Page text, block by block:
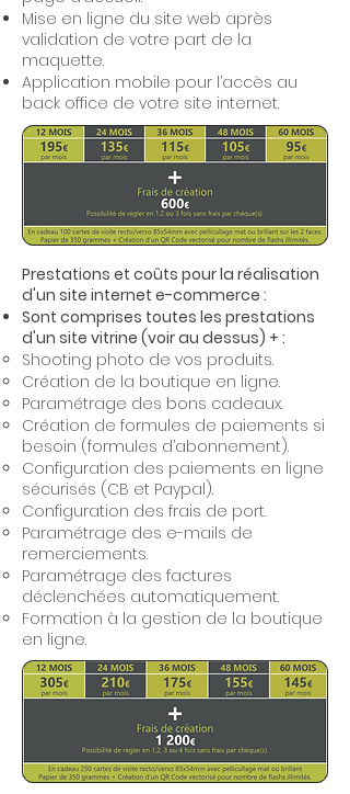
Mise en ligne du site web après
validation de votre part de la
maquette.
Application mobile pour l’accès au
back office de votre site internet.
Prestations et coûts pour la réalisation
d'un site internet e-commerce :
Sont comprises toutes les prestations
d'un site vitrine (voir au dessus) + :
Shooting photo de vos produits.
Création de la boutique en ligne.
Paramétrage des bons cadeaux.
Création de formules de paiements si
besoin (formules d’abonnement).
Configuration des paiements en ligne
sécurisés (CB et Paypal).
Configuration des frais de port.
Paramétrage des e-mails de
remerciements.
Paramétrage des factures
déclenchées automatiquement.
Formation à la gestion de la boutique
en ligne.